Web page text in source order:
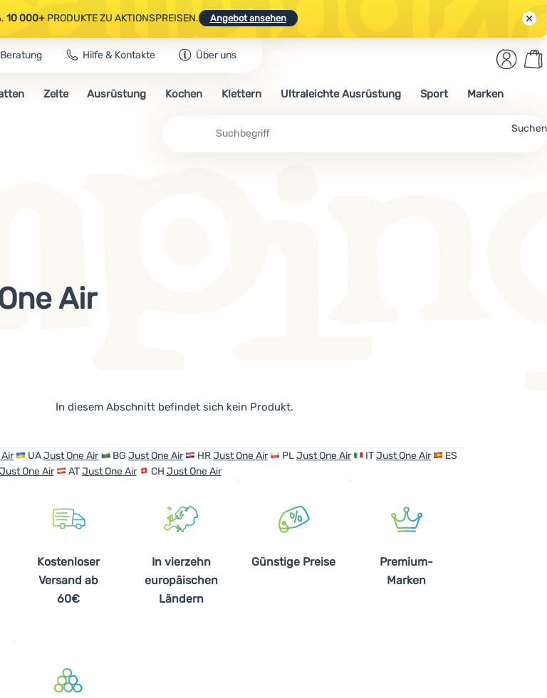
10 000+PRODUKTE ZU AKTIONSPREISEN. Angebot ansehen
& WANDERAUSRÜSTUNG.CODE OUT10 NUTZEN.
10 000+PRODUKTE ZU AKTIONSPREISEN. Angebot ansehen
Beratung Hilfe & Kontakte Über uns
Suchen
Anmelden
Zelte Ausrüstung Kochen Klettern Ultraleichte Ausrüstung Sport Marken
Air
In diesem Abschnitt befindet sich kein Produkt.
UAJust One Air BG Just One Air HRJust One Air PLJust One Air ITJust One Air
ES
Just One Air ATJust One Air CH Just One Air
Kostenloser
Versand ab
60€
In vierzehn
europäischen
Ländern
Günstige Preise
Premium-
Marken